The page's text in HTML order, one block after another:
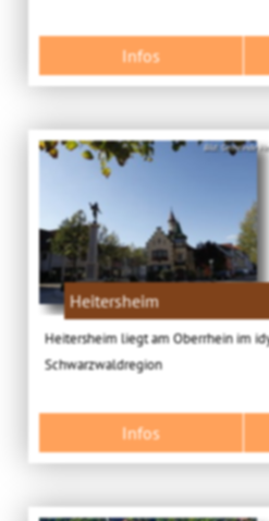
Infos
Bild: Gemeinde
Heitersheim
Heitersheim liegt am Oberrhein im
Schwarzwaldregion
Infos